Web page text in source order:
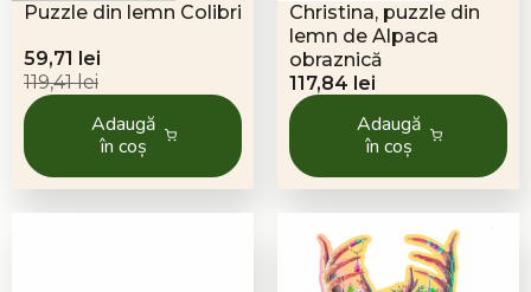
Puzzle din lemn Colibri
119,41lei
Prețul
inițial
a
fost:
119,41 lei.
59,71 lei
Prețul
curent
este:
59,71 lei.Adaugă
în coș
Christina, puzzle din
lemn de Alpaca
obraznică
117,84 lei
Adaugă
în coș